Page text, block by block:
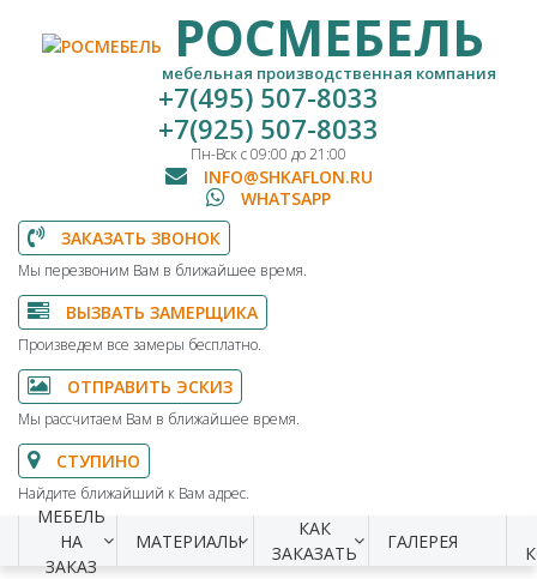
РОСМЕБЕЛЬ
мебельная производственная компания
+7(495) 507-8033
+7(925) 507-8033
Пн-Вск с 09:00 до 21:00
INFO@SHKAFLON.RU
WHATSAPP
ЗАКАЗАТЬ ЗВОНОК
Мы перезвоним Вам в ближайшее время.
ВЫЗВАТЬ ЗАМЕРЩИКА
Произведем все замеры бесплатно.
ОТПРАВИТЬ ЭСКИЗ
Мы рассчитаем Вам в ближайшее время.
СТУПИНО
Найдите ближайший к Вам адрес.
МЕБЕЛЬ
НА
ЗАКАЗ
МАТЕРИАЛЫ
КАК
ЗАКАЗАТЬ
ГАЛЕРЕЯ